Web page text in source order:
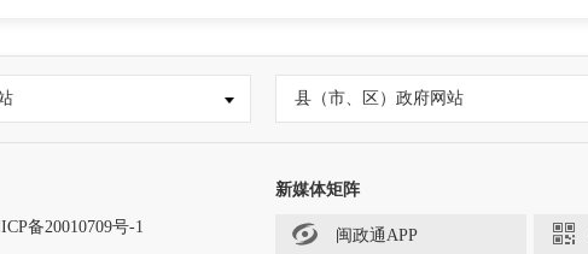
县（市、区）政府网站
备20010709号-1
新媒体矩阵
闽政通APP